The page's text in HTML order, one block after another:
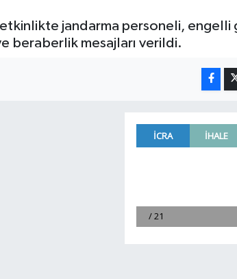
jandarma personeli, engelli
beraberlik mesajları verildi.